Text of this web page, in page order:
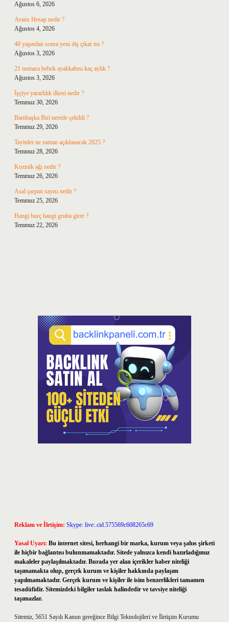
Ağustos 6, 2026
Avans Hesap nedir ?
Ağustos 4, 2026
40 yaşından sonra yeni diş çıkar mı ?
Ağustos 3, 2026
21 numara bebek ayakkabısı kaç aylık ?
Ağustos 3, 2026
İşçiye yararlılık ilkesi nedir ?
Temmuz 30, 2026
Bambaşka Biri nerede çekildi ?
Temmuz 29, 2026
Tayinler ne zaman açıklanacak 2025 ?
Temmuz 28, 2026
Kozmik ağı nedir ?
Temmuz 26, 2026
Asal çarpan sayısı nedir ?
Temmuz 25, 2026
Hangi burç hangi gruba girer ?
Temmuz 22, 2026
Reklam ve İletişim: Skype: live:.cid.575569c608265c69
Yasal Uyarı: Bu internet sitesi, herhangi bir marka, kurum veya şahıs şirketi
ile hiçbir bağlantısı bulunmamaktadır. Sitede yalnızca kendi hazırladığımız
makaleler paylaşılmaktadır. Burada yer alan içerikler haber niteliği
taşımamakta olup, gerçek kurum ve kişiler hakkında paylaşım
yapılmamaktadır. Gerçek kurum ve kişiler ile isim benzerlikleri tamamen
tesadüfidir. Sitemizdeki bilgiler taslak halindedir ve tavsiye niteliği
taşımazlar.
Sitemiz, 5651 Sayılı Kanun gereğince Bilgi Teknolojileri ve İletişim Kurumu